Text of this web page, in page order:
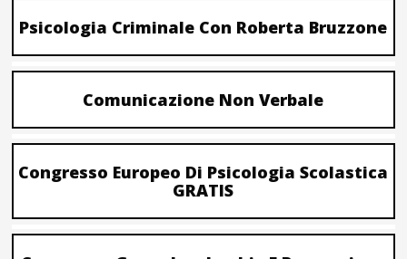
Psicologia Criminale Con Roberta Bruzzone
Comunicazione Non Verbale
Congresso Europeo Di Psicologia Scolastica
GRATIS